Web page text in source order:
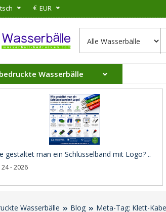
€ EUR
bedruckte Wasserbälle
gestaltet man ein Schlüsselband mit Logo? ..
24 - 2026
Wasserbälle Blog Meta-Tag: Klett-